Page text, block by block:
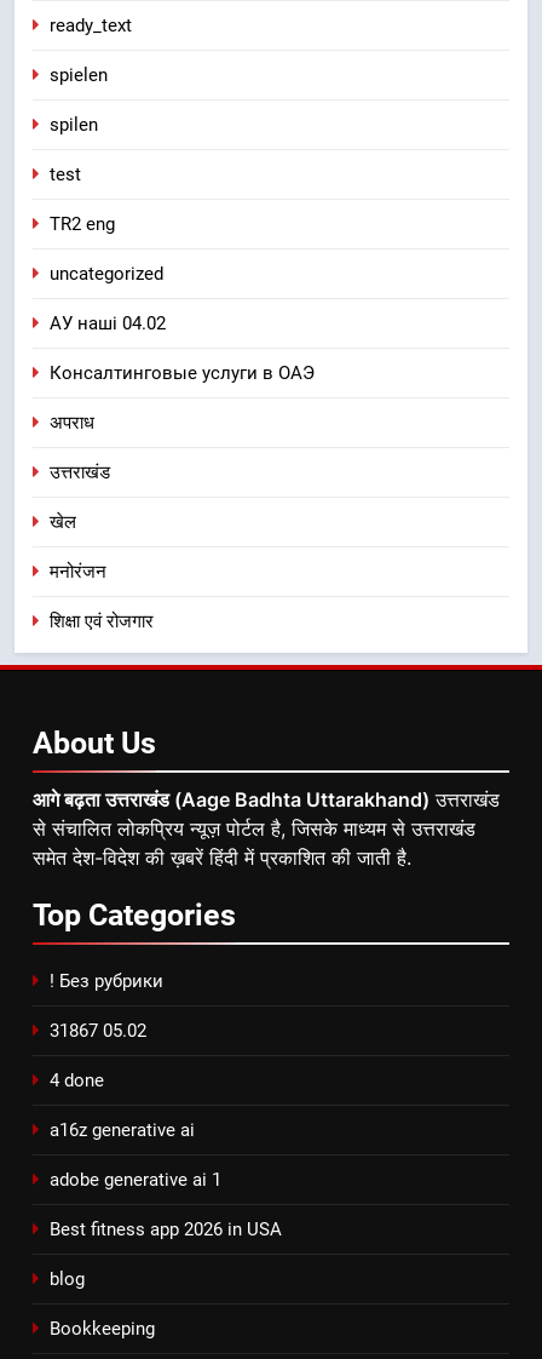
ready_text
spielen
spilen
test
TR2 eng
uncategorized
АУ наші 04.02
Консалтинговые услуги в ОАЭ
अपराध
उत्तराखंड
खेल
मनोरंजन
शिक्षा एवं रोजगार
About Us
आगे बढ़ता उत्तराखंड (Aage Badhta Uttarakhand) उत्तराखंड
से संचालित लोकप्रिय न्यूज़ पोर्टल है, जिसके माध्यम से उत्तराखंड
समेत देश-विदेश की ख़बरें हिंदी में प्रकाशित की जाती है.
Top Categories
! Без рубрики
31867 05.02
4 done
a16z generative ai
adobe generative ai 1
Best fitness app 2026 in USA
blog
Bookkeeping